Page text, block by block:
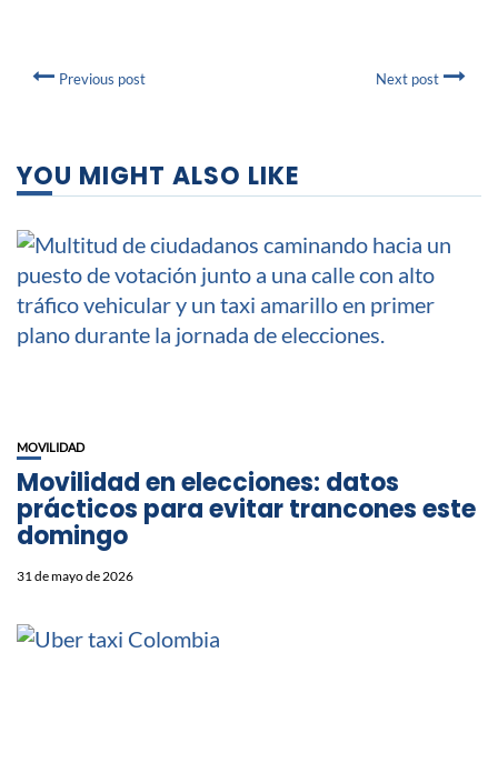
Previous post Next post
YOU MIGHT ALSO LIKE
MOVILIDAD
Movilidad en elecciones: datos
prácticos para evitar trancones este
domingo
31 de mayo de 2026